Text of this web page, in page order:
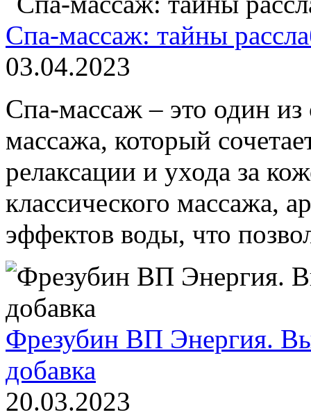
Спа-массаж: тайны
03.04.2023
Спа-массаж – это один
массажа, который
релаксации и ухода за
классического массажа,
эффектов воды, что
Фрезубин ВП Энергия.
добавка
20.03.2023